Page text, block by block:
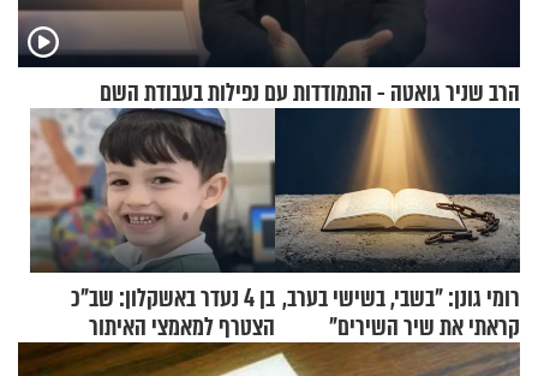
הרב שניר גואטה - התמודדות עם נפילות בעבודת השם
רומי גונן: "בשבי, בשישי בערב,
קראתי את שיר השירים"
בן 4 נעדר באשקלון: שב"כ
הצטרף למאמצי האיתור